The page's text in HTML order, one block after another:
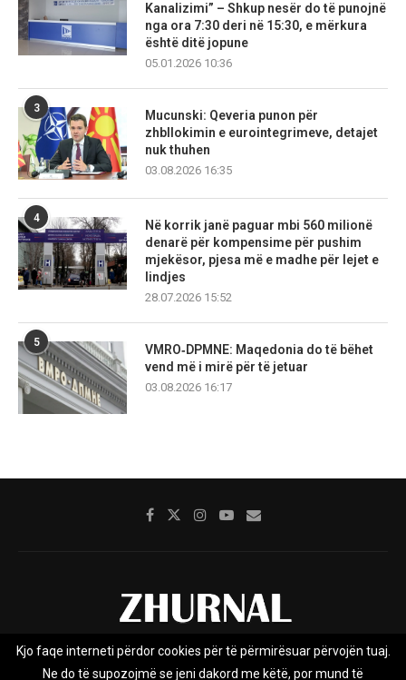
Kanalizimi” – Shkup nesër do të punojnë
nga ora 7:30 deri në 15:30, e mërkura
është ditë jopune
05.01.2026 10:36
3
Mucunski: Qeveria punon për
zhbllokimin e eurointegrimeve, detajet
nuk thuhen
03.08.2026 16:35
4
Në korrik janë paguar mbi 560 milionë
denarë për kompensime për pushim
mjekësor, pjesa më e madhe për lejet e
lindjes
28.07.2026 15:52
5
VMRO‑DPMNE: Maqedonia do të bëhet
vend më i mirë për të jetuar
03.08.2026 16:17
Rreth nesh Impresumi Marketing
Kjo faqe interneti përdor cookies për të përmirësuar përvojën tuaj.
Ne do të supozojmë se jeni dakord me këtë, por mund të